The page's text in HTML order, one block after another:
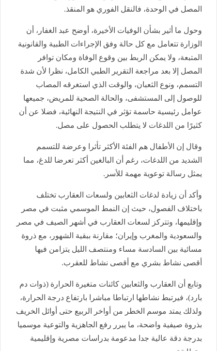
المصل في الوحدة، فالنقل الفوري هو المنقذ.
وحول ما أثير بشأن الوفيات الأخيرة، أوضح عبد الغفار، أن
الوزارة تتعامل مع كل حالة وفق الإجراءات الطبية والقانونية
المتبعة، ولا يمكن الربط بين وقوع الوفاة ومكان توافر
المصل إلا بعد مراجعة التقرير الطبي الكامل، نظرا لأن شدة
التسمم، ونوع الثعبان، والوقت الذي استغرقه المصاب
للوصول إلى المستشفى، والحالة الصحية للمريض، جميعها
عوامل رئيسية حاسمة تؤثر في النتيجة النهائية، فضلا عن أن
كثيرًا من اللدغات لا يتطلب الحصول على مصل.
وقال إن الأطفال هم الفئة الأكثر تأثرا وعرضة للتسمم
الشديد من اللدغات، رغم أن البالغين أكثر تعرضا للدغ، مما
يمثل رسالة توعوية مهمة للأسر.
وأكد أن زيادة لدغات الثعابين ولسعات العقارب تختلف
باختلاف الفصول، حيث إن النمط الموسمي مثبت في مصر
وإقليمها، وتتركز لسعات العقارب في أشهر الصيف في مصر
والسعودية والمغرب وإيران؛ مقارنة ببقية الشهور، مع ذروة
مسائية بين السادسة مساء ومنتصف الليل يتزامن فيها
أقصى نشاط بشري مع أقصى نشاط للعقرب.
وتابع أن العقارب والثعابين كائنات متغيرة الحرارة (ذوات دم
بارد)، فيرتبط نشاطها ارتباطا مباشرا بارتفاع درجة الحرارة،
ولذلك يمتد موسم الخطر من أواخر الربيع حتى أوائل الخريف
بذروة صيفية واضحة، ما يبرر رفع الجاهزية والتوعية موسميا
بدرجة دقة عالية جدا مدعومة بدراسات مصرية وإقليمية